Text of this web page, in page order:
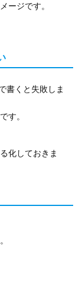
ージです。
書くと失敗しま
す。
化しておきま